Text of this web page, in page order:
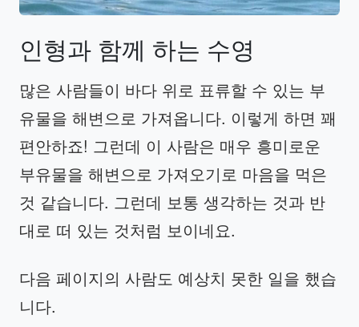
인형과 함께 하는 수영
많은 사람들이 바다 위로 표류할 수 있는 부
유물을 해변으로 가져옵니다. 이렇게 하면 꽤
편안하죠! 그런데 이 사람은 매우 흥미로운
부유물을 해변으로 가져오기로 마음을 먹은
것 같습니다. 그런데 보통 생각하는 것과 반
대로 떠 있는 것처럼 보이네요.
다음 페이지의 사람도 예상치 못한 일을 했습
니다.